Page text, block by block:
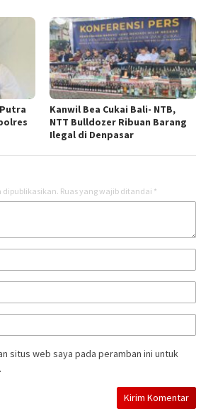
Kanwil Bea Cukai Bali- NTB,
NTT Bulldozer Ribuan Barang
Ilegal di Denpasar
Ruas yang wajib ditandai *
situs web saya pada peramban ini untuk